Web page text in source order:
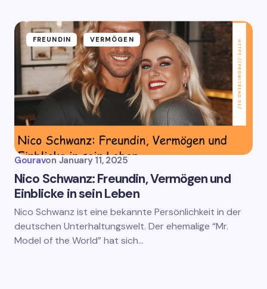
FREUNDIN VERMÖGEN
Gouravon January 11, 2025
Nico Schwanz: Freundin, Vermögen und
Einblicke in sein Leben
Nico Schwanz ist eine bekannte Persönlichkeit in der
deutschen Unterhaltungswelt. Der ehemalige “Mr.
Model of the World” hat sich…